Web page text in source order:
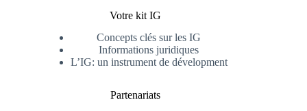
Votre kit IG
Concepts clés sur les IG
Informations juridiques
L’IG: un instrument de dévelopment
Partenariats